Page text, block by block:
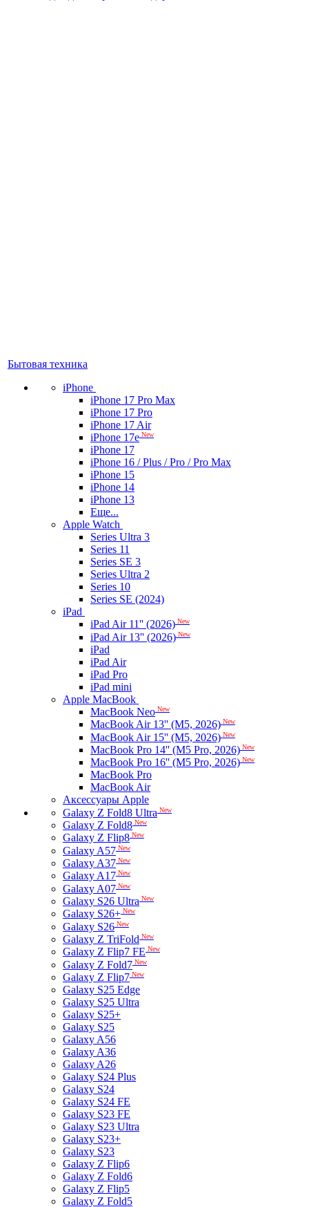
Бытовая техника
iPhone
iPhone 17 Pro Max
iPhone 17 Pro
iPhone 17 Air
iPhone 17e New
iPhone 17
iPhone 16 / Plus / Pro / Pro Max
iPhone 15
iPhone 14
iPhone 13
Еще...
Apple Watch
Series Ultra 3
Series 11
Series SE 3
Series Ultra 2
Series 10
Series SE (2024)
iPad
iPad Air 11'' (2026) New
iPad Air 13'' (2026) New
iPad
iPad Air
iPad Pro
iPad mini
Apple MacBook
MacBook Neo New
MacBook Air 13'' (M5, 2026) New
MacBook Air 15'' (M5, 2026) New
MacBook Pro 14'' (M5 Pro, 2026) New
MacBook Pro 16'' (M5 Pro, 2026) New
MacBook Pro
MacBook Air
Аксессуары Apple
Galaxy Z Fold8 Ultra New
Galaxy Z Fold8 New
Galaxy Z Flip8 New
Galaxy A57 New
Galaxy A37 New
Galaxy A17 New
Galaxy A07 New
Galaxy S26 Ultra New
Galaxy S26+ New
Galaxy S26 New
Galaxy Z TriFold New
Galaxy Z Flip7 FE New
Galaxy Z Fold7 New
Galaxy Z Flip7 New
Galaxy S25 Edge
Galaxy S25 Ultra
Galaxy S25+
Galaxy S25
Galaxy A56
Galaxy A36
Galaxy A26
Galaxy S24 Plus
Galaxy S24
Galaxy S24 FE
Galaxy S23 FE
Galaxy S23 Ultra
Galaxy S23+
Galaxy S23
Galaxy Z Flip6
Galaxy Z Fold6
Galaxy Z Flip5
Galaxy Z Fold5